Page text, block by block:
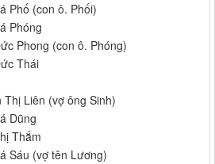
Phố (con ô. Phối)
Phóng
Phong (con ô. Phóng)
Thái
Thị Liên (vợ ông Sinh)
Dũng
Thắm
Sáu (vợ tên Lương)